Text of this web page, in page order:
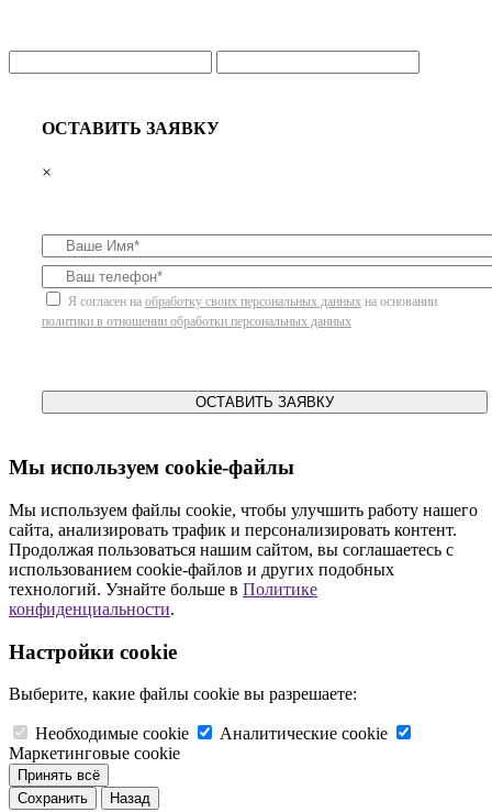
ОСТАВИТЬ ЗАЯВКУ
×
Я согласен на обработку своих персональных данных на основании
политики в отношении обработки персональных данных
ОСТАВИТЬ ЗАЯВКУ
Мы используем cookie-файлы
Мы используем файлы cookie, чтобы улучшить работу нашего
сайта, анализировать трафик и персонализировать контент.
Продолжая пользоваться нашим сайтом, вы соглашаетесь с
использованием cookie-файлов и других подобных
технологий. Узнайте больше в Политике
конфиденциальности.
Настройки cookie
Выберите, какие файлы cookie вы разрешаете:
Необходимые cookie
Аналитические cookie
Маркетинговые cookie
Принять всё
Сохранить
Назад